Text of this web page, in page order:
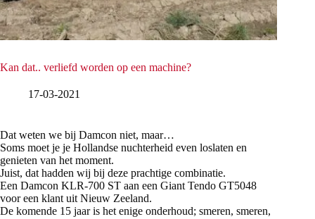
Kan dat.. verliefd worden op een machine?
17-03-2021
Dat weten we bij Damcon niet, maar…
Soms moet je je Hollandse nuchterheid even loslaten en
genieten van het moment.
Juist, dat hadden wij bij deze prachtige combinatie.
Een Damcon KLR-700 ST aan een Giant Tendo GT5048
voor een klant uit Nieuw Zeeland.
De komende 15 jaar is het enige onderhoud; smeren, smeren,